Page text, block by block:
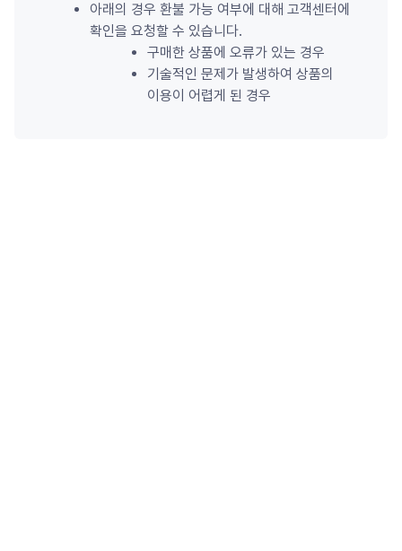
아래의 경우 환불 가능 여부에 대해 고객센터에
확인을 요청할 수 있습니다.
구매한 상품에 오류가 있는 경우
기술적인 문제가 발생하여 상품의
이용이 어렵게 된 경우